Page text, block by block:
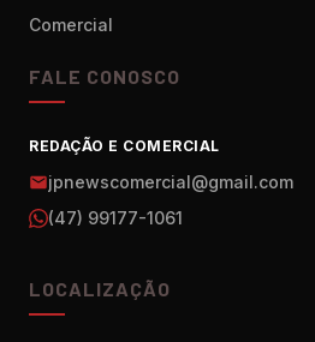
Comercial
FALE CONOSCO
REDAÇÃO E COMERCIAL
jpnewscomercial@gmail.com
(47) 99177-1061
LOCALIZAÇÃO